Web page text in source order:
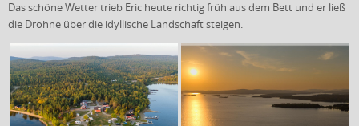
Das schöne Wetter trieb Eric heute richtig früh aus dem Bett und er ließ
die Drohne über die idyllische Landschaft steigen.